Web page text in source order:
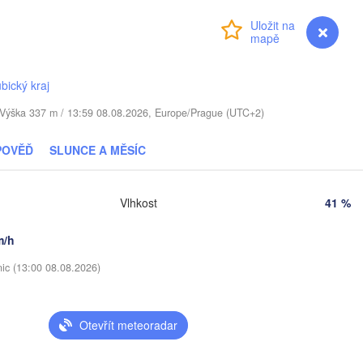
myVentusky Předpověď
kraj
337 m / 13:59 08.08.2026, Europe/Prague (UTC+2)
SLUNCE A MĚSÍC
h
Vlhkost 41 %
(13:00 08.08.2026)
Otevřít meteoradar
Мінск
Бабруйск
(Babrujsk)
(Chernihiv)
Магілёў
(Smolensk)
(Bryansk)